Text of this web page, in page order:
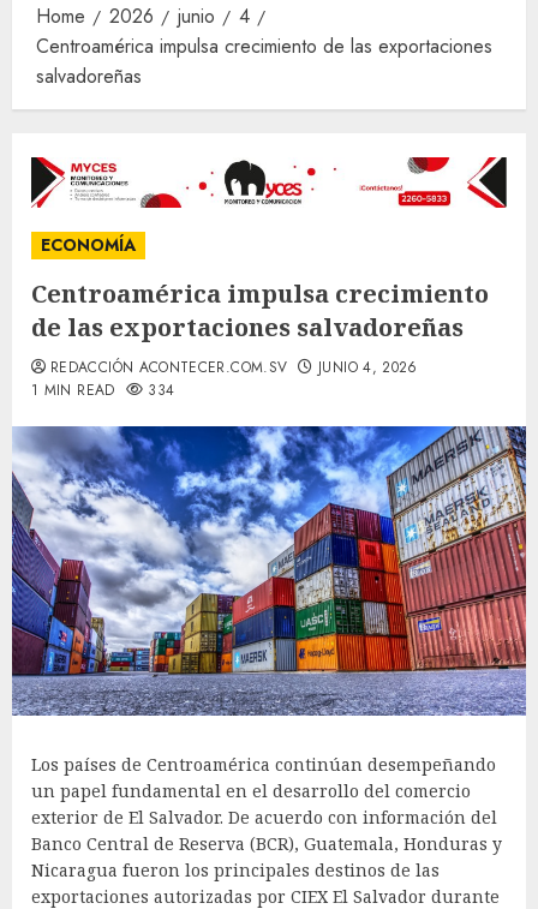
Home 2026 junio
4
Centroamérica impulsa crecimiento de las exportaciones
salvadoreñas
ECONOMÍA
Centroamérica impulsa crecimiento
de las exportaciones salvadoreñas
REDACCIÓN ACONTECER.COM.SV
JUNIO 4, 2026
1 MIN READ
334
Los países de Centroamérica continúan desempeñando
un papel fundamental en el desarrollo del comercio
exterior de El Salvador. De acuerdo con información del
Banco Central de Reserva (BCR), Guatemala, Honduras y
Nicaragua fueron los principales destinos de las
exportaciones autorizadas por CIEX El Salvador durante